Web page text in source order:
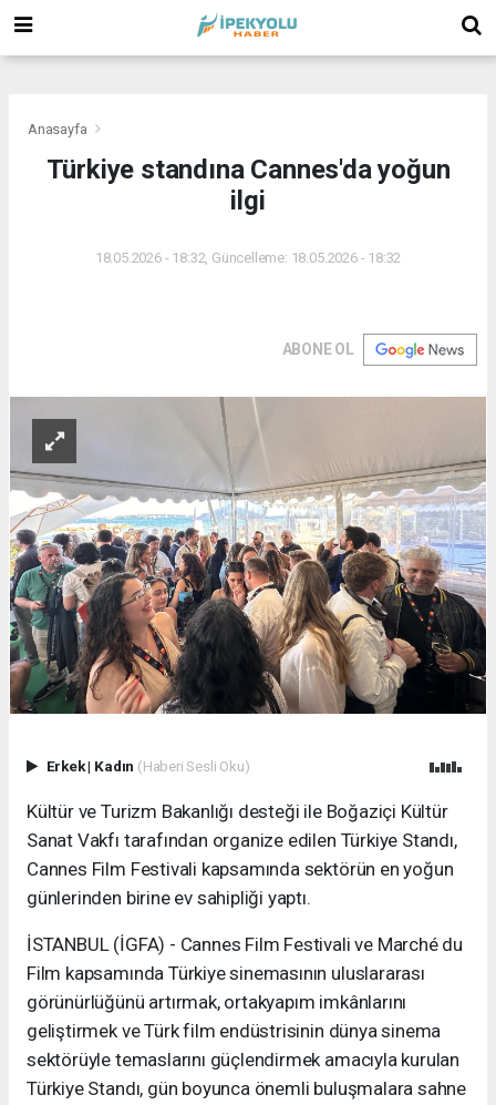
Anasayfa
Türkiye standına Cannes'da yoğun
ilgi
18.05.2026 - 18:32, Güncelleme: 18.05.2026 - 18:32
ABONE OL
Erkek| Kadın (Haberi Sesli Oku)
Kültür ve Turizm Bakanlığı desteği ile Boğaziçi Kültür
Sanat Vakfı tarafından organize edilen Türkiye Standı,
Cannes Film Festivali kapsamında sektörün en yoğun
günlerinden birine ev sahipliği yaptı.
İSTANBUL (İGFA) - Cannes Film Festivali ve Marché du
Film kapsamında Türkiye sinemasının uluslararası
görünürlüğünü artırmak, ortakyapım imkânlarını
geliştirmek ve Türk film endüstrisinin dünya sinema
sektörüyle temaslarını güçlendirmek amacıyla kurulan
Türkiye Standı, gün boyunca önemli buluşmalara sahne